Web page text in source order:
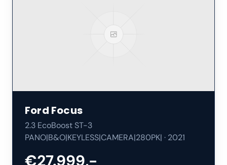
Ford Focus
2.3 EcoBoost ST-3
PANO|B&O|KEYLESS|CAMERA|280PK| · 2021
€27.999,-